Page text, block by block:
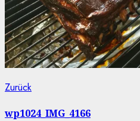
Beitragsnavigation
ZurückVorheriger
wp1024_IMG_4166